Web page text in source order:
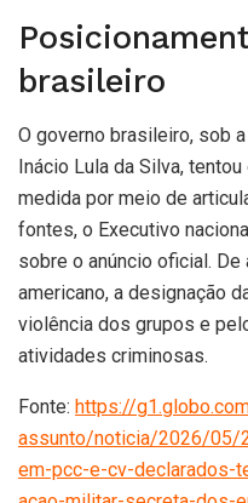
brasileiro
O governo brasileiro, sob
Inácio Lula da Silva,
medida por meio de
fontes, o Executivo
sobre o anúncio oficial.
americano, a designação
violência dos grupos e
atividades criminosas.
Fonte: https://
assunto/noticia/2026/05/
em-pcc-e-cv-declarados-